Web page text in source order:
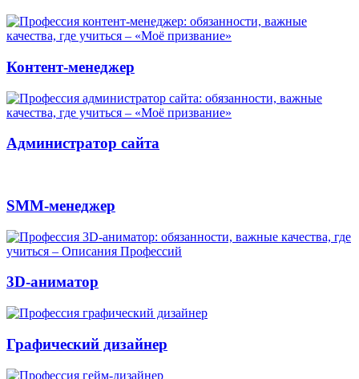
Контент-менеджер
Администратор сайта
SMM-менеджер
3D-аниматор
Графический дизайнер